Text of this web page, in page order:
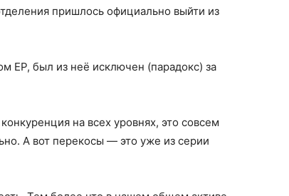
пришлось официально выйти из
ЕР, был из неё исключен (парадокс) за
на всех уровнях, это совсем
А вот перекосы — это уже из серии